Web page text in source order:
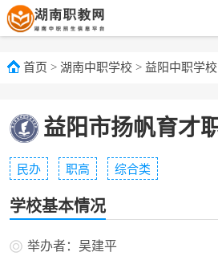
首页 > 湖南中职学校 > 益阳中职学校
益阳市扬帆育才
民办 职高 综合类
学校基本情况
举办者：吴建平